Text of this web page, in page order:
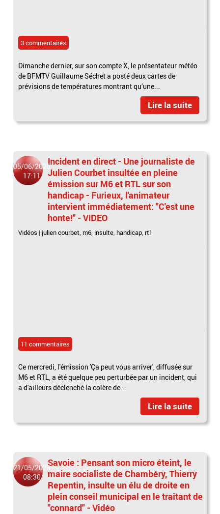
3 commentaires
Dimanche dernier, sur son compte X, le présentateur météo
de BFMTV Guillaume Séchet a posté deux cartes de
prévisions de températures montrant qu’une...
Lire la suite
05/06/2025
17:11
Incident en direct - Une journaliste de
Julien Courbet insultée en pleine
émission sur M6 et RTL sur son
handicap - Furieux, l'animateur
intervient immédiatement: "C'est une
honte!" - VIDEO
Vidéos | julien courbet, m6, insulte, handicap, rtl
11 commentaires
Ce mercredi, l'émission 'Ça peut vous arriver', diffusée sur
M6 et RTL, a été quelque peu perturbée par un incident, qui
a d'ailleurs déclenché la colère de...
Lire la suite
21/05/2025
08:30
Savoie : Pensant son micro éteint, le
maire socialiste de Chambéry, Thierry
Repentin, insulte un élu de droite en
plein conseil municipal en le traitant de
"connard" - Vidéo